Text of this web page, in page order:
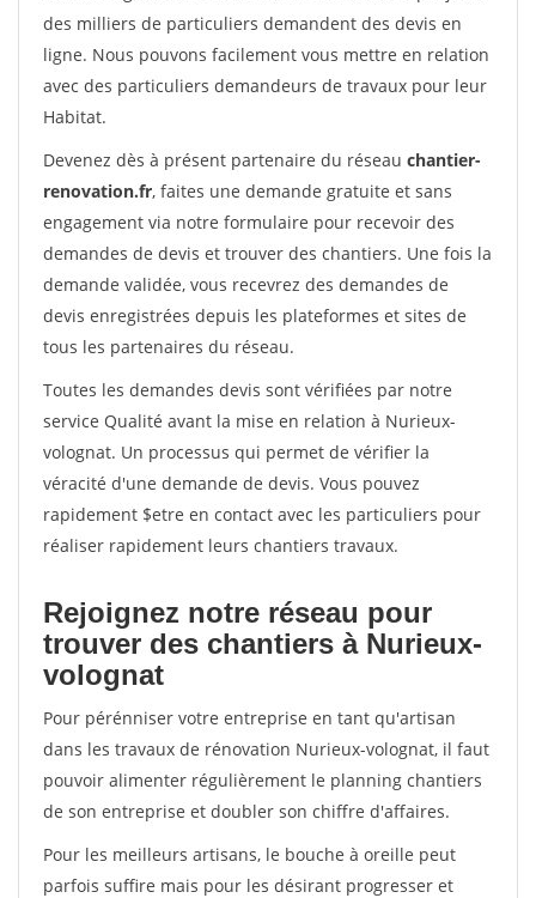
des milliers de particuliers demandent des devis en
ligne. Nous pouvons facilement vous mettre en relation
avec des particuliers demandeurs de travaux pour leur
Habitat.
Devenez dès à présent partenaire du réseau chantier-
renovation.fr, faites une demande gratuite et sans
engagement via notre formulaire pour recevoir des
demandes de devis et trouver des chantiers. Une fois la
demande validée, vous recevrez des demandes de
devis enregistrées depuis les plateformes et sites de
tous les partenaires du réseau.
Toutes les demandes devis sont vérifiées par notre
service Qualité avant la mise en relation à Nurieux-
volognat. Un processus qui permet de vérifier la
véracité d'une demande de devis. Vous pouvez
rapidement $etre en contact avec les particuliers pour
réaliser rapidement leurs chantiers travaux.
Rejoignez notre réseau pour
trouver des chantiers à Nurieux-
volognat
Pour pérénniser votre entreprise en tant qu'artisan
dans les travaux de rénovation Nurieux-volognat, il faut
pouvoir alimenter régulièrement le planning chantiers
de son entreprise et doubler son chiffre d'affaires.
Pour les meilleurs artisans, le bouche à oreille peut
parfois suffire mais pour les désirant progresser et